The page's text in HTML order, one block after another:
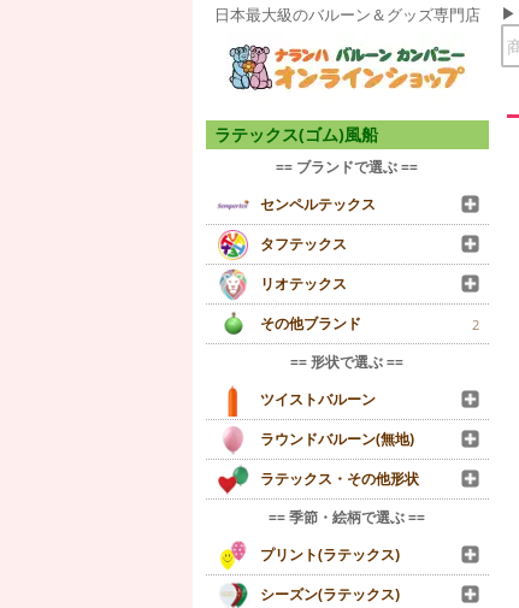
日本最大級のバルーン＆グッズ専門店
ラテックス(ゴム)風船
== ブランドで選ぶ ==
センペルテックス
タフテックス
リオテックス
その他ブランド
2
== 形状で選ぶ ==
ツイストバルーン
ラウンドバルーン(無地)
ラテックス・その他形状
== 季節・絵柄で選ぶ ==
プリント(ラテックス)
シーズン(ラテックス)